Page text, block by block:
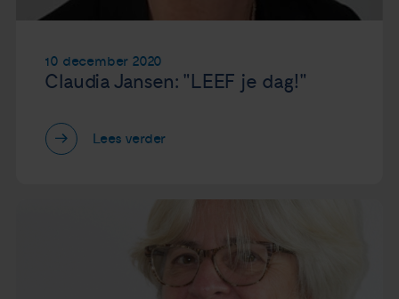
10 december 2020
Claudia Jansen: "LEEF je dag!"
Lees verder